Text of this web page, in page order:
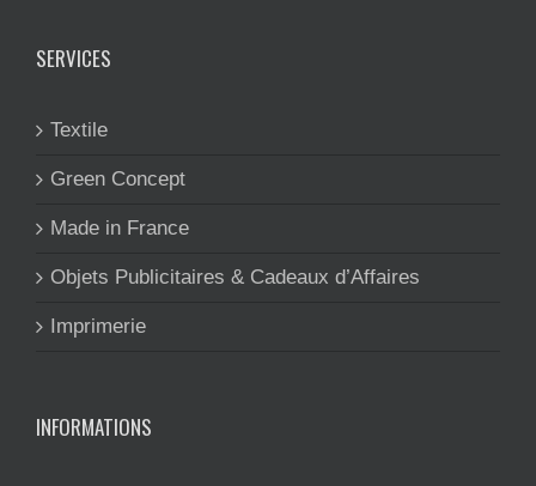
SERVICES
Textile
Green Concept
Made in France
Objets Publicitaires & Cadeaux d’Affaires
Imprimerie
INFORMATIONS